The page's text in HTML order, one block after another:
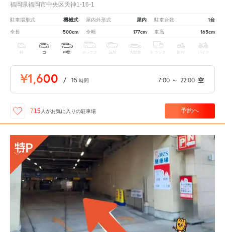
福岡県福岡市中央区天神1-16-1
駐車場形式 機械式 屋内外形式 屋内 駐車台数 1台
全長 500cm 全幅 177cm 車高 165cm
軽 コ 中型 ボックス SUV 大型車 トラック 原付 バイク
¥1,600 / 15 時間 7:00 ～ 22:00 空
715 人がお気に入りの駐車場 予約へ